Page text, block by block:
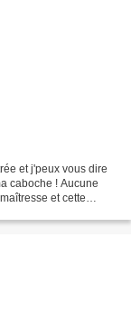
et j'peux vous dire
caboche ! Aucune
et cette